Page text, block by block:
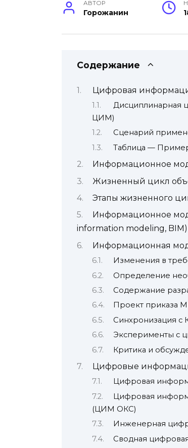
АВТОР
Горожанин
Содержание
Цифровая
Дисциплинарная
ЦИМ)
Сценарий
Таблица —
Информационное
Жизненный цикл
Этапы жизненного
Информационное
information modeling, BIM)
Информационная
Изменения в
Определение
Содержание
Проект приказа
Синхронизация с
Эксперименты с
Критика и
Цифровые
Цифровая
Цифровая
(ЦИМ ОКС)
Инженерная
Сводная